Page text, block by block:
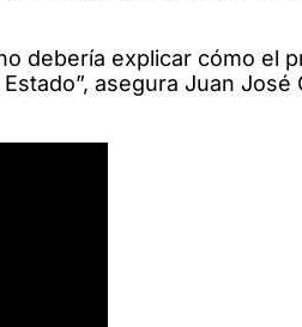
debería explicar cómo el
asegura Juan José